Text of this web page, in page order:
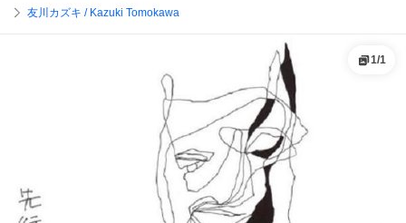
友川カズキ / Kazuki Tomokawa
1/1